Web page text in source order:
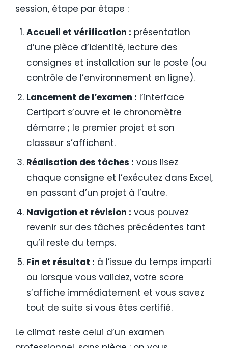
session, étape par étape :
Accueil et vérification : présentation
d’une pièce d’identité, lecture des
consignes et installation sur le poste (ou
contrôle de l’environnement en ligne).
Lancement de l’examen : l’interface
Certiport s’ouvre et le chronomètre
démarre ; le premier projet et son
classeur s’affichent.
Réalisation des tâches : vous lisez
chaque consigne et l’exécutez dans Excel,
en passant d’un projet à l’autre.
Navigation et révision : vous pouvez
revenir sur des tâches précédentes tant
qu’il reste du temps.
Fin et résultat : à l’issue du temps imparti
ou lorsque vous validez, votre score
s’affiche immédiatement et vous savez
tout de suite si vous êtes certifié.
Le climat reste celui d’un examen